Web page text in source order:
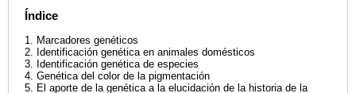
Índice
1. Marcadores genéticos
2. Identificación genética en animales domésticos
3. Identificación genética de especies
4. Genética del color de la pigmentación
5. El aporte de la genética a la elucidación de la historia de la